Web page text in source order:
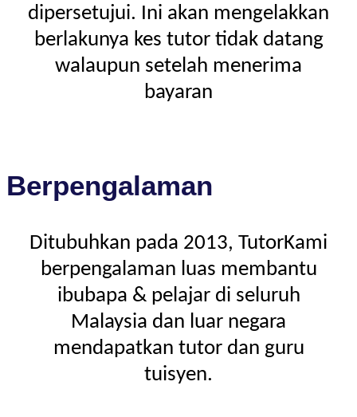
dipersetujui. Ini akan mengelakkan
berlakunya kes tutor tidak datang
walaupun setelah menerima
bayaran
Berpengalaman
Ditubuhkan pada 2013, TutorKami
berpengalaman luas membantu
ibubapa & pelajar di seluruh
Malaysia dan luar negara
mendapatkan tutor dan guru
tuisyen.